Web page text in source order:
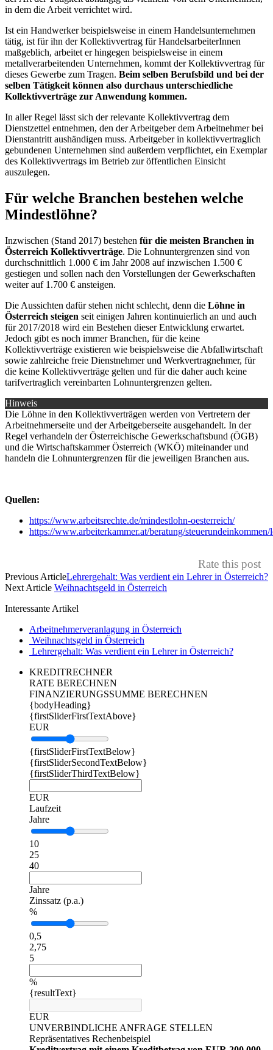
in dem die Arbeit verrichtet wird.
Ist ein Handwerker beispielsweise in einem Handelsunternehmen
tätig, ist für ihn der Kollektivvertrag für HandelsarbeiterInnen
maßgeblich, arbeitet er hingegen beispielsweise in einem
metallverarbeitenden Unternehmen, kommt der Kollektivvertrag für
dieses Gewerbe zum Tragen. Beim selben Berufsbild und bei der
selben Tätigkeit können also durchaus unterschiedliche
Kollektivverträge zur Anwendung kommen.
In aller Regel lässt sich der relevante Kollektivvertrag dem
Dienstzettel entnehmen, den der Arbeitgeber dem Arbeitnehmer bei
Dienstantritt aushändigen muss. Arbeitgeber in kollektivvertraglich
gebundenen Unternehmen sind außerdem verpflichtet, ein Exemplar
des Kollektivvertrags im Betrieb zur öffentlichen Einsicht
auszulegen.
Für welche Branchen bestehen welche
Mindestlöhne?
Inzwischen (Stand 2017) bestehen für die meisten Branchen in
Österreich Kollektivverträge. Die Lohnuntergrenzen sind von
durchschnittlich 1.000 € im Jahr 2008 auf inzwischen 1.500 €
gestiegen und sollen nach den Vorstellungen der Gewerkschaften
weiter auf 1.700 € ansteigen.
Die Aussichten dafür stehen nicht schlecht, denn die Löhne in
Österreich steigen seit einigen Jahren kontinuierlich an und auch
für 2017/2018 wird ein Bestehen dieser Entwicklung erwartet.
Jedoch gibt es noch immer Branchen, für die keine
Kollektivverträge existieren wie beispielsweise die Abfallwirtschaft
sowie zahlreiche freie Dienstnehmer und Werkvertragnehmer, für
die keine Kollektivverträge gelten und für die daher auch keine
tarifvertraglich vereinbarten Lohnuntergrenzen gelten.
Hinweis
Die Löhne in den Kollektivverträgen werden von Vertretern der
Arbeitnehmerseite und der Arbeitgeberseite ausgehandelt. In der
Regel verhandeln der Österreichische Gewerkschaftsbund (ÖGB)
und die Wirtschaftskammer Österreich (WKÖ) miteinander und
handeln die Lohnuntergrenzen für die jeweiligen Branchen aus.
Quellen:
https://www.arbeitsrechte.de/mindestlohn-oesterreich/
https://www.arbeiterkammer.at/beratung/
Rate this post
Previous ArticleLehrergehalt: Was verdient ein Lehrer in Österreich?
Next Article Weihnachtsgeld in Österreich
Interessante Artikel
Arbeitnehmerveranlagung in Österreich
Weihnachtsgeld in Österreich
Lehrergehalt: Was verdient ein Lehrer in Österreich?
KREDITRECHNER
RATE BERECHNEN
FINANZIERUNGSSUMME BERECHNEN
{bodyHeading}
{firstSliderFirstTextAbove}
EUR
{firstSliderFirstTextBelow}
{firstSliderSecondTextBelow}
{firstSliderThirdTextBelow}
EUR
Laufzeit
Jahre
10
25
40
Jahre
Zinssatz (p.a.)
%
0,5
2,75
5
%
{resultText}
EUR
UNVERBINDLICHE ANFRAGE STELLEN
Repräsentatives Rechenbeispiel